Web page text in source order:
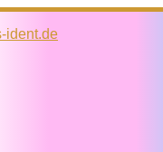
ident.de